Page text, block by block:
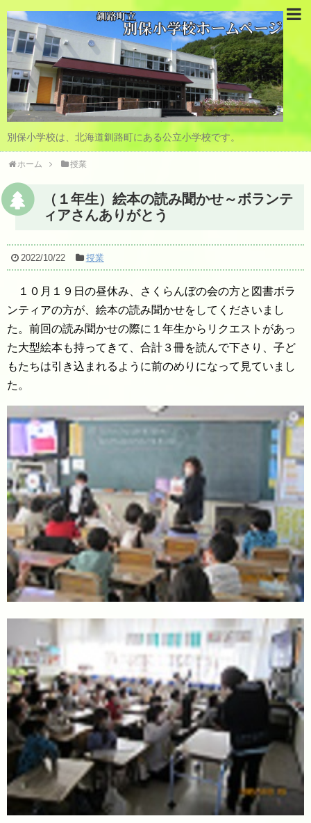
別保小学校は、北海道釧路町にある公立小学校です。
ホーム 授業
（１年生）絵本の読み聞かせ～ボランテ
ィアさんありがとう
2022/10/22 授業
１０月１９日の昼休み、さくらんぼの会の方と図書ボラ
ンティアの方が、絵本の読み聞かせをしてくださいまし
た。前回の読み聞かせの際に１年生からリクエストがあっ
た大型絵本も持ってきて、合計３冊を読んで下さり、子ど
もたちは引き込まれるように前のめりになって見ていまし
た。